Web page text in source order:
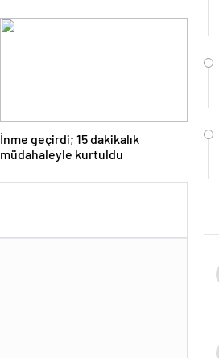
İnme geçirdi; 15 dakikalık
müdahaleyle kurtuldu